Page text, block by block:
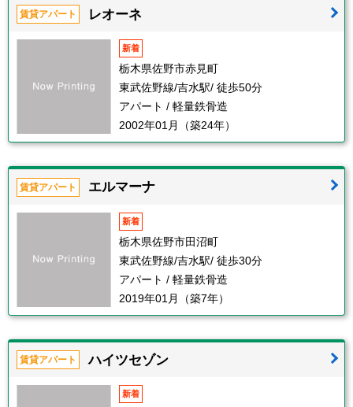
賃貸アパート レオーネ
新着
栃木県佐野市赤見町
東武佐野線/吉水駅/ 徒歩50分
アパート / 軽量鉄骨造
2002年01月（築24年）
賃貸アパート エルマーナ
新着
栃木県佐野市田沼町
東武佐野線/吉水駅/ 徒歩30分
アパート / 軽量鉄骨造
2019年01月（築7年）
賃貸アパート ハイツセゾン
新着